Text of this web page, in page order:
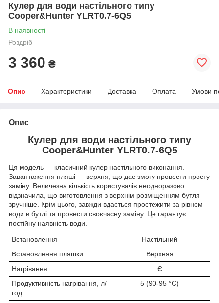
Кулер для води настільного типу
Cooper&Hunter YLRT0.7-6Q5
В наявності
Роздріб
3 360 ₴
Опис Характеристики Доставка Оплата Умови
Опис
Кулер для води настільного типу
Cooper&Hunter YLRT0.7-6Q5
Ця модель — класичний кулер настільного виконання.
Завантаження пляші — верхня, що дає змогу провести просту
заміну. Величезна кількість користувачів неодноразово
відзначила, що виготовлення з верхнім розміщенням бутля
зручніше. Крім цього, завжди вдається простежити за рівнем
води в бутлі та провести своєчасну заміну. Це гарантує
постійну наявність води.
Встановлення
Настільний
Встановлення пляшки
Верхняя
Нагрівання
Є
Продуктивність нагрівання, л/
год
5 (90-95 °C)